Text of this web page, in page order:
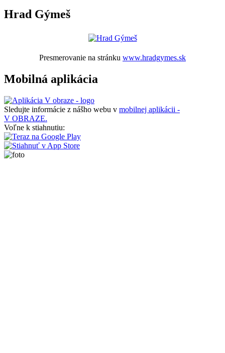
Hrad Gýmeš
Presmerovanie na stránku www.hradgymes.sk
Mobilná aplikácia
Sledujte informácie z nášho webu v mobilnej aplikácii -
V OBRAZE.
Voľne k stiahnutiu: